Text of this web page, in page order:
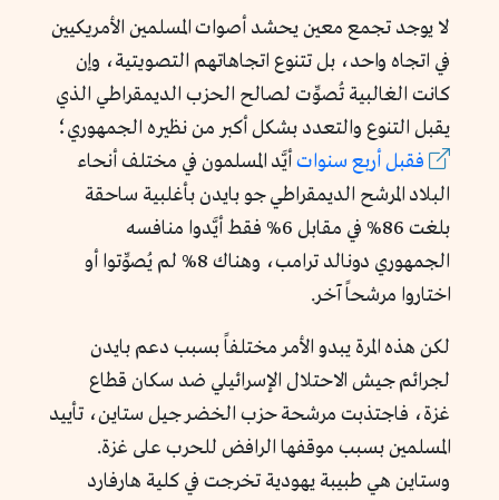
لا يوجد تجمع معين يحشد أصوات المسلمين الأمريكيين
في اتجاه واحد، بل تتنوع اتجاهاتهم التصويتية، وإن
كانت الغالبية تُصوِّت لصالح الحزب الديمقراطي الذي
يقبل التنوع والتعدد بشكل أكبر من نظيره الجمهوري؛
فقبل أربع سنوات أيَّد المسلمون في مختلف أنحاء
البلاد المرشح الديمقراطي جو بايدن بأغلبية ساحقة
بلغت 86% في مقابل 6% فقط أيَّدوا منافسه
الجمهوري دونالد ترامب، وهناك 8% لم يُصوِّتوا أو
اختاروا مرشحاً آخر.
لكن هذه المرة يبدو الأمر مختلفاً بسبب دعم بايدن
لجرائم جيش الاحتلال الإسرائيلي ضد سكان قطاع
غزة، فاجتذبت مرشحة حزب الخضر جيل ستاين، تأييد
المسلمين بسبب موقفها الرافض للحرب على غزة.
وستاين هي طبيبة يهودية تخرجت في كلية هارفارد